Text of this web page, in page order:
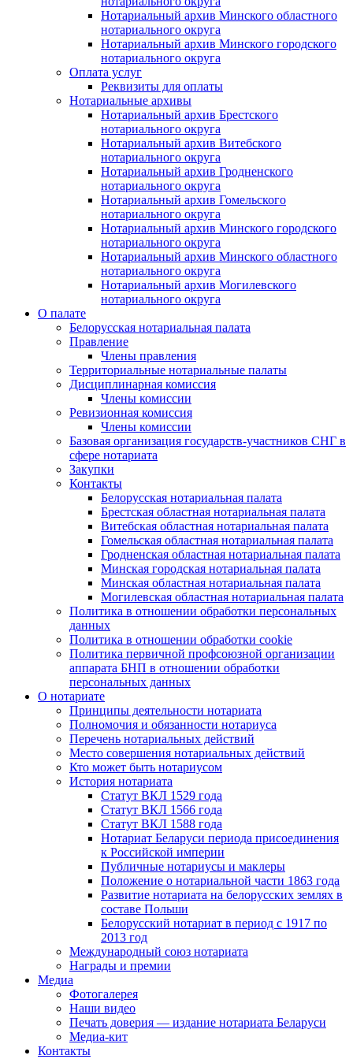
Нотариальный архив Минского областного
нотариального округа
Нотариальный архив Минского городского
нотариального округа
Оплата услуг
Реквизиты для оплаты
Нотариальные архивы
Нотариальный архив Брестского
нотариального округа
Нотариальный архив Витебского
нотариального округа
Нотариальный архив Гродненского
нотариального округа
Нотариальный архив Гомельского
нотариального округа
Нотариальный архив Минского городского
нотариального округа
Нотариальный архив Минского областного
нотариального округа
Нотариальный архив Могилевского
нотариального округа
О палате
Белорусская нотариальная палата
Правление
Члены правления
Территориальные нотариальные палаты
Дисциплинарная комиссия
Члены комиссии
Ревизионная комиссия
Члены комиссии
Базовая организация государств-участников СНГ в
сфере нотариата
Закупки
Контакты
Белорусская нотариальная палата
Брестская областная нотариальная палата
Витебская областная нотариальная палата
Гомельская областная нотариальная палата
Гродненская областная нотариальная палата
Минская городская нотариальная палата
Минская областная нотариальная палата
Могилевская областная нотариальная палата
Политика в отношении обработки персональных
данных
Политика в отношении обработки cookie
Политика первичной профсоюзной организации
аппарата БНП в отношении обработки
персональных данных
О нотариате
Принципы деятельности нотариата
Полномочия и обязанности нотариуса
Перечень нотариальных действий
Место совершения нотариальных действий
Кто может быть нотариусом
История нотариата
Статут ВКЛ 1529 года
Статут ВКЛ 1566 года
Статут ВКЛ 1588 года
Нотариат Беларуси периода присоединения
к Российской империи
Публичные нотариусы и маклеры
Положение о нотариальной части 1863 года
Развитие нотариата на белорусских землях в
составе Польши
Белорусский нотариат в период с 1917 по
2013 год
Международный союз нотариата
Награды и премии
Медиа
Фотогалерея
Наши видео
Печать доверия — издание нотариата Беларуси
Медиа-кит
Контакты